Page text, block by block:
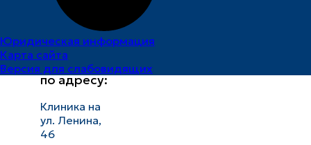
Юридическая информация
Карта сайта
Версия для слабовидящих
Витальевна
Специалист
принимает
по адресу:
Клиника на
ул. Ленина,
46